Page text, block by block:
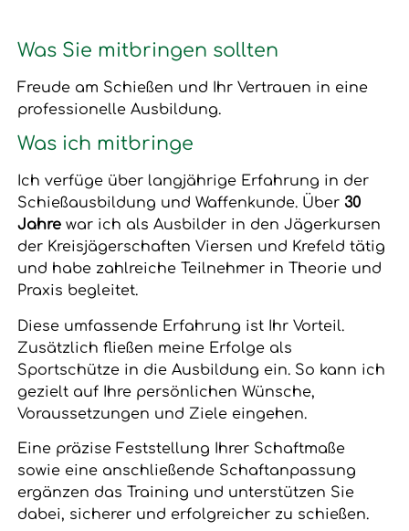
Was Sie mitbringen sollten
Freude am Schießen und Ihr Vertrauen in eine
professionelle Ausbildung.
Was ich mitbringe
Ich verfüge über langjährige Erfahrung in der
Schießausbildung und Waffenkunde. Über 30
Jahrewar ich als Ausbilder in den Jägerkursen
der Kreisjägerschaften Viersen und Krefeld tätig
und habe zahlreiche Teilnehmer in Theorie und
Praxis begleitet.
Diese umfassende Erfahrung ist Ihr Vorteil.
Zusätzlich fließen meine Erfolge als
Sportschütze in die Ausbildung ein. So kann ich
gezielt auf Ihre persönlichen Wünsche,
Voraussetzungen und Ziele eingehen.
Eine präzise Feststellung Ihrer Schaftmaße
sowie eine anschließende Schaftanpassung
ergänzen das Training und unterstützen Sie
dabei, sicherer und erfolgreicher zu schießen.